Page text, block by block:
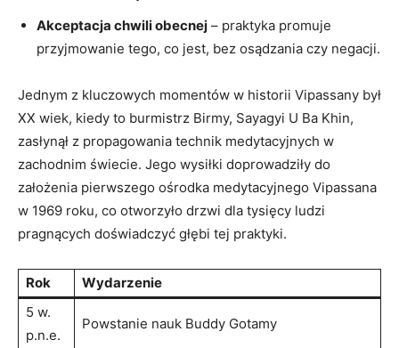
Akceptacja chwili obecnej – ⁣praktyka promuje‍
przyjmowanie tego, ⁢co jest, ‌bez osądzania czy negacji.
Jednym z kluczowych momentów w historii Vipassany był
XX wiek, kiedy to ⁣burmistrz Birmy, Sayagyi⁢ U Ba Khin,
zasłynął z propagowania technik medytacyjnych w
zachodnim świecie. Jego wysiłki doprowadziły do
założenia pierwszego ośrodka medytacyjnego Vipassana
w 1969 roku, co ‌otworzyło ​drzwi dla tysięcy ludzi
pragnących doświadczyć głębi tej praktyki.
Rok
Wydarzenie
5 w.
p.n.e.
Powstanie nauk Buddy​ Gotamy